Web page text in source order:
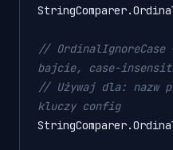
//
bajcie, case-
// Używaj dla: nazw
kluczy config